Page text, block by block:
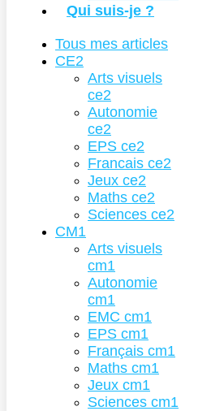
Qui suis-je ?
Tous mes articles
CE2
Arts visuels
ce2
Autonomie
ce2
EPS ce2
Francais ce2
Jeux ce2
Maths ce2
Sciences ce2
CM1
Arts visuels
cm1
Autonomie
cm1
EMC cm1
EPS cm1
Français cm1
Maths cm1
Jeux cm1
Sciences cm1